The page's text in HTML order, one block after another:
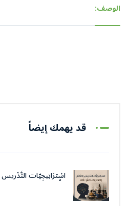
الوصف:
قد يهمك إيضاً
اسْترَاتِيجِيّات